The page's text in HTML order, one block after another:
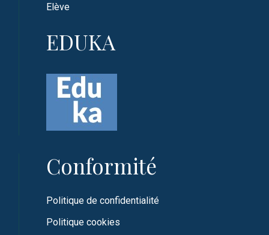
Elève
EDUKA
Conformité
Politique de confidentialité
Politique cookies